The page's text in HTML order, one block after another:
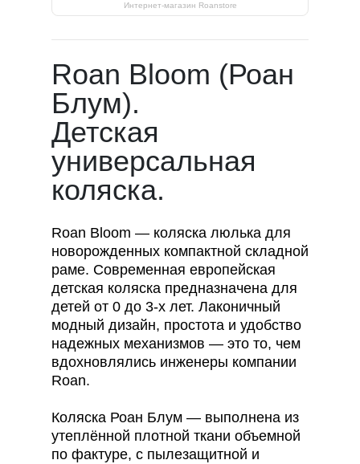
Интернет-магазин Roanstore
Roan Bloom (Роан
Блум).
Детская
универсальная
коляска.
Roan Bloom — коляска люлька для
новорожденных компактной складной
раме. Современная европейская
детская коляска предназначена для
детей от 0 до 3-х лет. Лаконичный
модный дизайн, простота и удобство
надежных механизмов — это то, чем
вдохновлялись инженеры компании
Roan.
Коляска Роан Блум — выполнена из
утеплённой плотной ткани объемной
по фактуре, с пылезащитной и